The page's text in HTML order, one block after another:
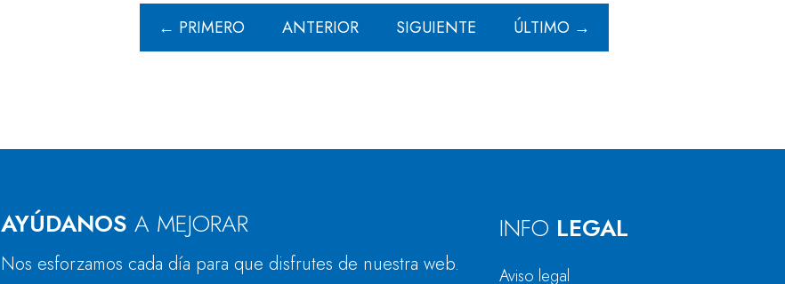
← PRIMERO ANTERIOR SIGUIENTE ÚLTIMO →
AYÚDANOS A MEJORAR
Nos esforzamos cada día para que disfrutes de nuestra web.
INFO LEGAL
Aviso legal